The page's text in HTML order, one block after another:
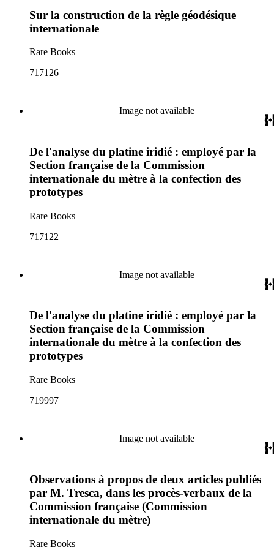
Sur la construction de la règle géodésique
internationale
Rare Books
717126
Image not available
De l'analyse du platine iridié : employé par la
Section française de la Commission
internationale du mètre à la confection des
prototypes
Rare Books
717122
Image not available
De l'analyse du platine iridié : employé par la
Section française de la Commission
internationale du mètre à la confection des
prototypes
Rare Books
719997
Image not available
Observations à propos de deux articles publiés
par M. Tresca, dans les procès-verbaux de la
Commission française (Commission
internationale du mètre)
Rare Books